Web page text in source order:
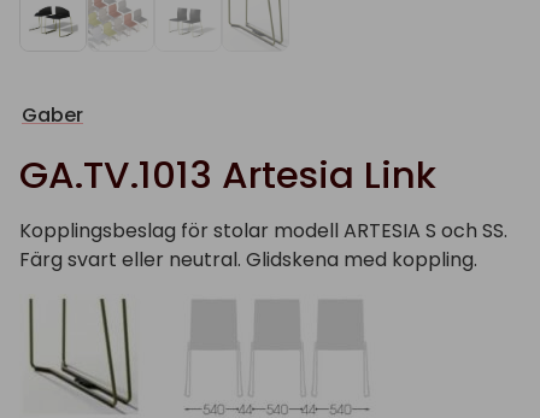
Gaber
GA.TV.1013 Artesia Link
Kopplingsbeslag för stolar modell ARTESIA S och SS.
Färg svart eller neutral. Glidskena med koppling.